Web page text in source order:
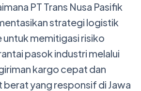
PT Trans Nusa Pasifik
strategi logistik
memitigasi risiko
pasok industri melalui
kargo cepat dan
berat yang responsif di Jawa